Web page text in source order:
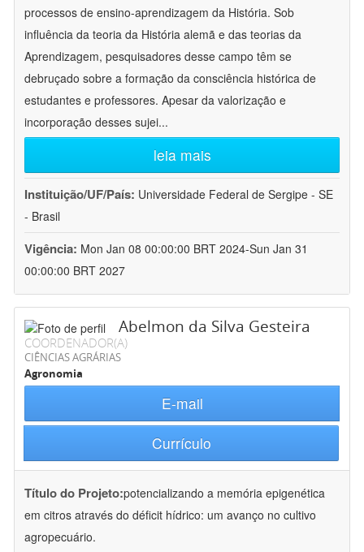
processos de ensino-aprendizagem da História. Sob
influência da teoria da História alemã e das teorias da
Aprendizagem, pesquisadores desse campo têm se
debruçado sobre a formação da consciência histórica de
estudantes e professores. Apesar da valorização e
incorporação desses sujei...
leia mais
Instituição/UF/País: Universidade Federal de Sergipe - SE
- Brasil
Vigência: Mon Jan 08 00:00:00 BRT 2024-Sun Jan 31
00:00:00 BRT 2027
Abelmon da Silva Gesteira
COORDENADOR(A)
CIÊNCIAS AGRÁRIAS
Agronomia
E-mail
Currículo
Título do Projeto:potencializando a memória epigenética
em citros através do déficit hídrico: um avanço no cultivo
agropecuário.